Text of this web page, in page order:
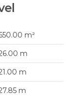
de Taió/SC!
.00 m²
.00 m
.00 m
.85 m